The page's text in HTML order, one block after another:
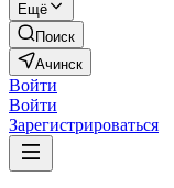
Ещё
Поиск
Ачинск
Войти
Войти
Зарегистрироваться